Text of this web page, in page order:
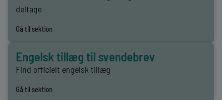
deltage
Gå til sektion
Engelsk tillæg til svendebrev
Find officielt engelsk tillæg
Gå til sektion